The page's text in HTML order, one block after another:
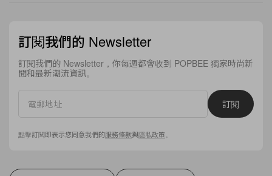
訂閱我們的 Newsletter
訂閱我們的 Newsletter，你每週都會收到 POPBEE 獨家時尚新
聞和最新潮流資訊。
訂閱
點擊訂閱即表示您同意我們的服務條款與隱私政策